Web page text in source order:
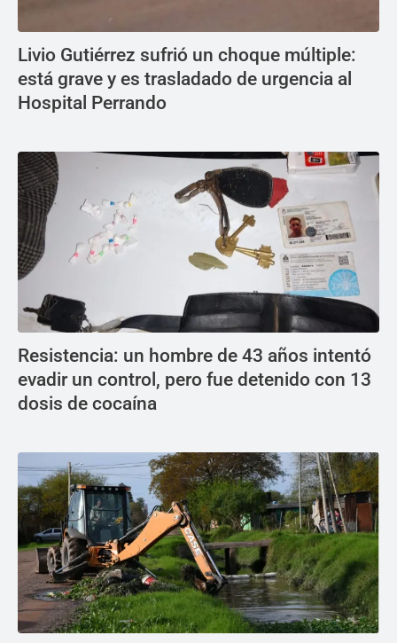
Livio Gutiérrez sufrió un choque múltiple:
está grave y es trasladado de urgencia al
Hospital Perrando
Resistencia: un hombre de 43 años intentó
evadir un control, pero fue detenido con 13
dosis de cocaína